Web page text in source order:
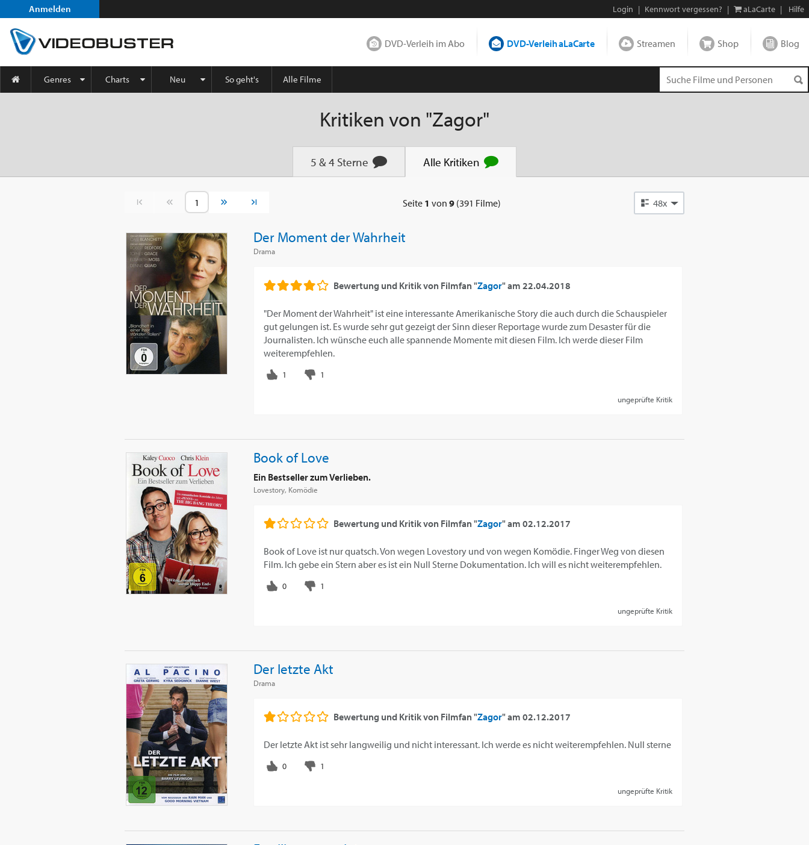
Anmelden Login | Kennwort vergessen? | aLaCarte | Hilfe
DVD-Verleih im Abo DVD-Verleih aLaCarte Streamen Shop Blog
Genres Charts Neu So geht's Alle Filme
Kritiken von "Zagor"
5 & 4 Sterne Alle Kritiken
Vorherige Seite Nächste Seite Seite 1 von 9 (391 Filme) 48x
Der Moment der Wahrheit
Drama
Bewertung und Kritik von Filmfan "Zagor"am22.04.2018
"Der Moment der Wahrheit" ist eine interessante Amerikanische Story die auch durch die Schauspieler
gut gelungen ist. Es wurde sehr gut gezeigt der Sinn dieser Reportage wurde zum Desaster für die
Journalisten. Ich wünsche euch alle spannende Momente mit diesen Film. Ich werde dieser Film
weiterempfehlen.
ungeprüfte Kritik
Book of Love
Ein Bestseller zum Verlieben.
Lovestory, Komödie
Bewertung und Kritik von Filmfan "Zagor"am02.12.2017
Book of Love ist nur quatsch. Von wegen Lovestory und von wegen Komödie. Finger Weg von diesen
Film. Ich gebe ein Stern aber es ist ein Null Sterne Dokumentation. Ich will es nicht weiterempfehlen.
ungeprüfte Kritik
Der letzte Akt
Drama
Bewertung und Kritik von Filmfan "Zagor"am02.12.2017
Der letzte Akt ist sehr langweilig und nicht interessant. Ich werde es nicht weiterempfehlen. Null sterne
ungeprüfte Kritik